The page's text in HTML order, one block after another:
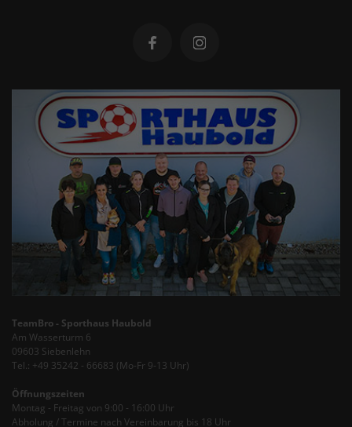
TeamBro - Sporthaus Haubold
Am Wasserturm 6
09603 Siebenlehn
Tel.: +49 35242 - 66683 (Mo-Fr 9-13 Uhr)
Öffnungszeiten
Montag - Freitag von 9:00 - 16:00 Uhr
Abholung / Termine nach Vereinbarung bis 18 Uhr